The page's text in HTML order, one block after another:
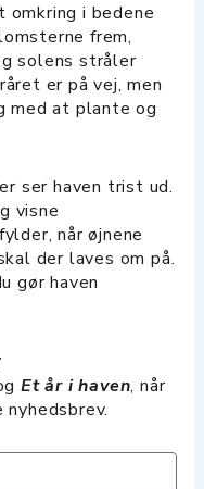
omkring i bedene
frem,
solens stråler
er på vej, men
med at plante og
ser haven trist ud.
visne
når øjnene
der laves om på.
gør haven
Et år i haven, når